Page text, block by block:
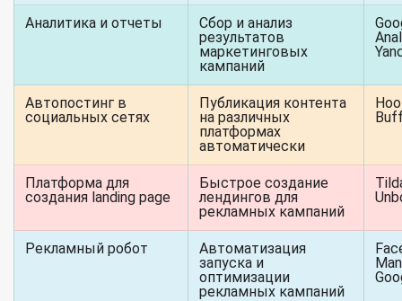
Аналитика и отчеты
Сбор и анализ
результатов
маркетинговых
кампаний
Автопостинг в
социальных сетях
Публикация контента
на различных
платформах
автоматически
Платформа для
создания landing page
Быстрое создание
лендингов для
рекламных кампаний
Рекламный робот
Автоматизация
запуска и
оптимизации
рекламных кампаний